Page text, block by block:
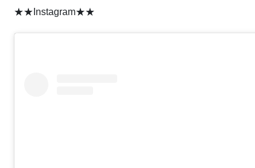
★★Instagram★★